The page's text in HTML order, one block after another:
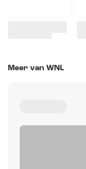
Meer van WNL